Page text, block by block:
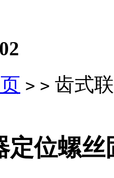
> > 齿式
定位螺丝